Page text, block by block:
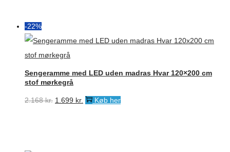
-22%
Sengeramme med LED uden madras Hvar 120×200 cm
stof mørkegrå
2.168kr. Den
1.699 kr. DenKøb her